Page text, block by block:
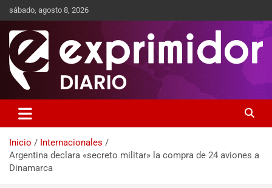
sábado, agosto 8, 2026
Exprimidor media
Inicio
Internacionales
Argentina declara «secreto militar» la compra de 24 aviones a
Dinamarca